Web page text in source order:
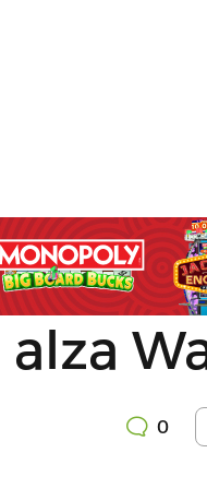
alza
0